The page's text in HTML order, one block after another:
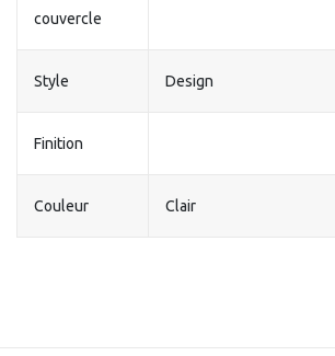
couvercle
Style Design
Finition
Couleur Clair